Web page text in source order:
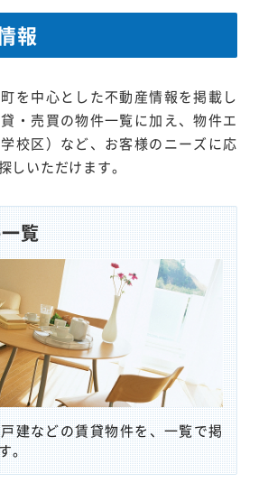
報
を中心とした不動産情報を掲載し
・売買の物件一覧に加え、物件エ
校区）など、お客様のニーズに応
しいただけます。
覧
建などの賃貸物件を、一覧で掲
。